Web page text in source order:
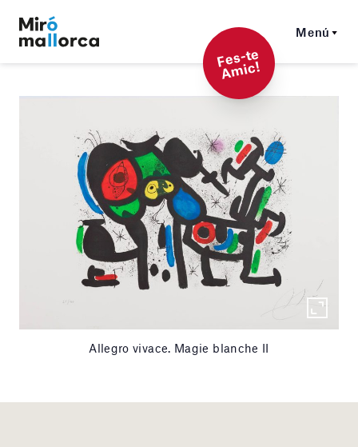
Menú
F
es-t
e
A
mi
c!
Allegro vivace. Magie blanche II